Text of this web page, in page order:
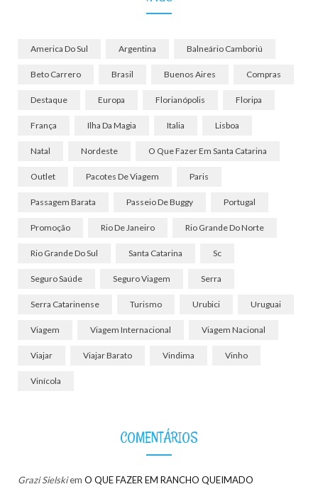
America Do Sul Argentina Balneário Camboriú
Beto Carrero Brasil Buenos Aires Compras
Destaque Europa Florianópolis Floripa
França Ilha Da Magia Italia Lisboa
Natal Nordeste O Que Fazer Em Santa Catarina
Outlet Pacotes De Viagem Paris
Passagem Barata Passeio De Buggy Portugal
Promoção Rio De Janeiro Rio Grande Do Norte
Rio Grande Do Sul Santa Catarina Sc
Seguro Saúde Seguro Viagem Serra
Serra Catarinense Turismo Urubici Uruguai
Viagem Viagem Internacional Viagem Nacional
Viajar Viajar Barato Vindima Vinho
Vinícola
COMENTÁRIOS
Grazi Sielskiem O QUE FAZER EM RANCHO QUEIMADO